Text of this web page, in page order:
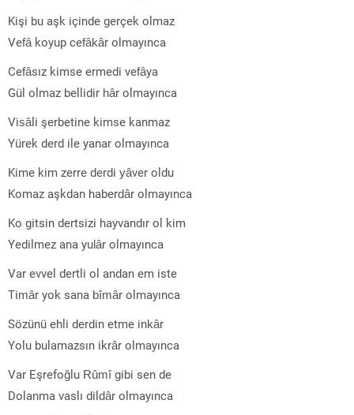
Kişi bu aşk içinde gerçek olmaz
Vefâ koyup cefâkâr olmayınca
Cefâsız kimse ermedi vefâya
Gül olmaz bellidir hâr olmayınca
Visâli şerbetine kimse kanmaz
Yürek derd ile yanar olmayınca
Kime kim zerre derdi yâver oldu
Komaz aşkdan haberdâr olmayınca
Ko gitsin dertsizi hayvandır ol kim
Yedilmez ana yulâr olmayınca
Var evvel dertli ol andan em iste
Timâr yok sana bîmâr olmayınca
Sözünü ehli derdin etme inkâr
Yolu bulamazsın ikrâr olmayınca
Var Eşrefoğlu Rûmî gibi sen de
Dolanma vaslı dildâr olmayınca